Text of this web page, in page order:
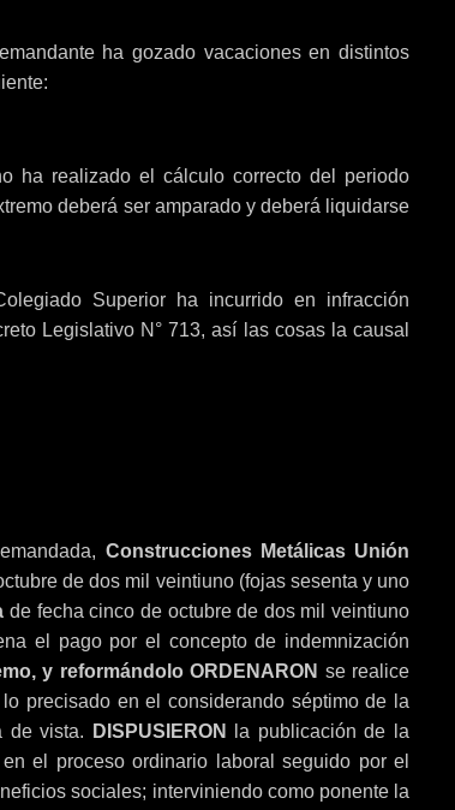
ha gozado vacaciones en distintos
ha realizado el cálculo correcto del periodo
deberá ser amparado y deberá liquidarse
Superior ha incurrido en infracción
Legislativo N° 713, así las cosas la causal
Construcciones Metálicas Unión
de dos mil veintiuno (fojas sesenta y uno
de fecha cinco de octubre de dos mil veintiuno
el pago por el concepto de indemnización
y reformándolo ORDENARON se realice
precisado en el considerando séptimo de la
de vista.
DISPUSIERON
la publicación de la
el proceso ordinario laboral seguido por el
sociales; interviniendo como ponente la